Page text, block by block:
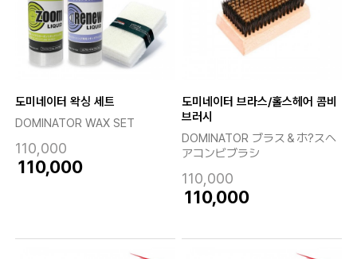
도미네이터 왁싱 세트
DOMINATOR WAX SET
110,000
110,000
도미네이터 브라스/홀스헤어 콤비
브러시
DOMINATOR ブラス＆ホ?スヘ
アコンビブラシ
110,000
110,000